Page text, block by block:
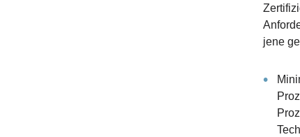
jene